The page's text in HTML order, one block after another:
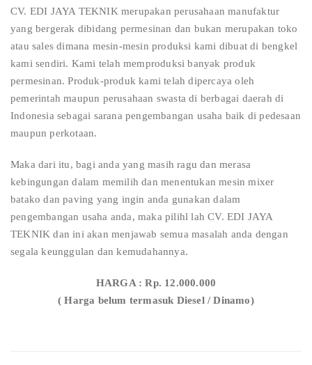
CV. EDI JAYA TEKNIK merupakan perusahaan manufaktur
yang bergerak dibidang permesinan dan bukan merupakan toko
atau sales dimana mesin-mesin produksi kami dibuat di bengkel
kami sendiri. Kami telah memproduksi banyak produk
permesinan. Produk-produk kami telah dipercaya oleh
pemerintah maupun perusahaan swasta di berbagai daerah di
Indonesia sebagai sarana pengembangan usaha baik di pedesaan
maupun perkotaan.
Maka dari itu, bagi anda yang masih ragu dan merasa
kebingungan dalam memilih dan menentukan mesin mixer
batako dan paving yang ingin anda gunakan dalam
pengembangan usaha anda, maka pilihl lah CV. EDI JAYA
TEKNIK dan ini akan menjawab semua masalah anda dengan
segala keunggulan dan kemudahannya.
HARGA : Rp. 12.000.000
( Harga belum termasuk Diesel / Dinamo)